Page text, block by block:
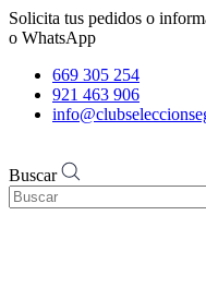
Solicita tus pedidos o
o WhatsApp
669 305 254
921 463 906
Buscar